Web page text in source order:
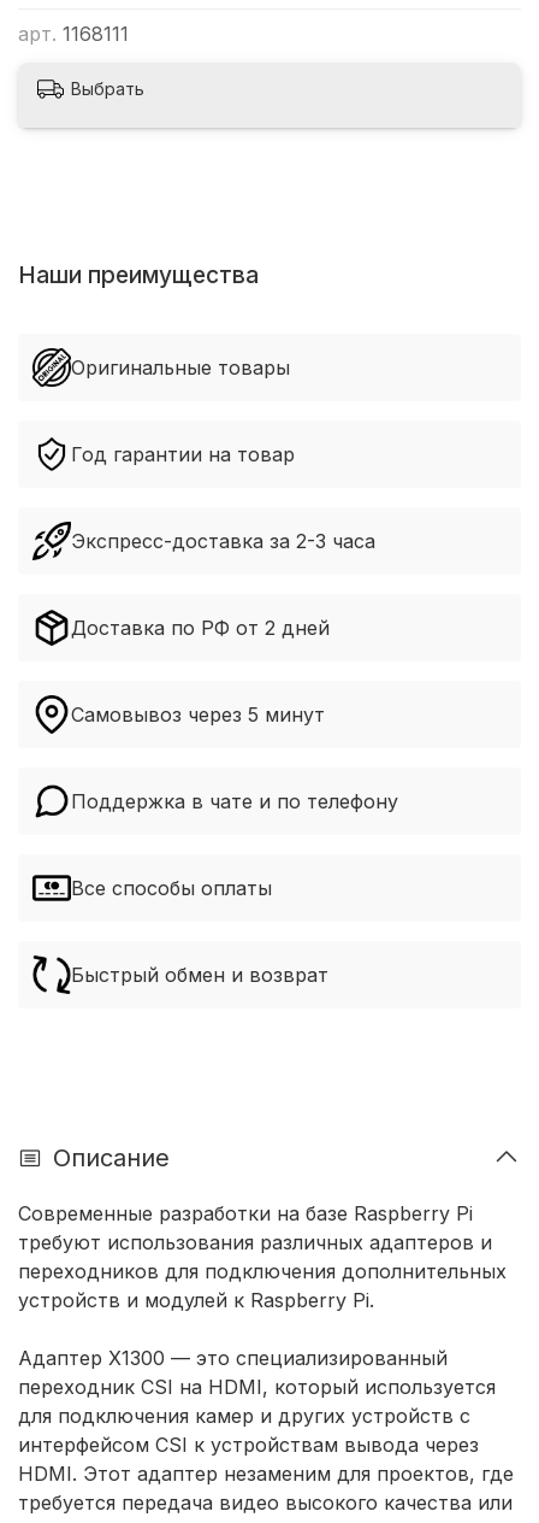
арт. 1168111
Выбрать
Наши преимущества
Оригинальные товары
Год гарантии на товар
Экспресс-доставка за 2-3 часа
Доставка по РФ от 2 дней
Самовывоз через 5 минут
Поддержка в чате и по телефону
Все способы оплаты
Быстрый обмен и возврат
Описание
Современные разработки на базе Raspberry Pi
требуют использования различных адаптеров и
переходников для подключения дополнительных
устройств и модулей к Raspberry Pi.
Адаптер X1300 — это специализированный
переходник CSI на HDMI, который используется
для подключения камер и других устройств с
интерфейсом CSI к устройствам вывода через
HDMI. Этот адаптер незаменим для проектов, где
требуется передача видео высокого качества или